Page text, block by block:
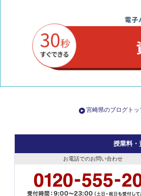
宮崎県のブログト
授業料・
お電話でのお問い合わせ